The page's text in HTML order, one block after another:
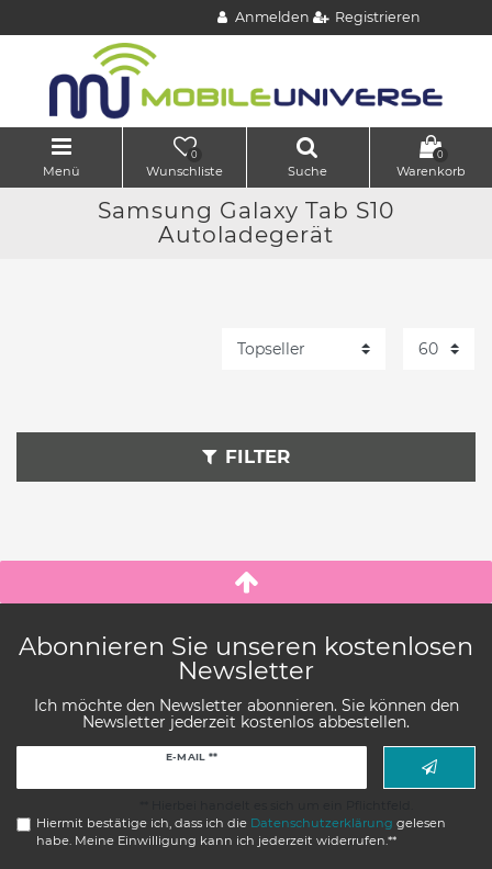
Anmelden Registrieren
Menü
0
Wunschliste Suche
0
Warenkorb
Samsung Galaxy Tab S10
Autoladegerät
FILTER
Abonnieren Sie unseren kostenlosen
Newsletter
Ich möchte den Newsletter abonnieren. Sie können den
Newsletter jederzeit kostenlos abbestellen.
E-MAIL **
Hiermit bestätige ich, dass ich die Daten­schutz­erklärung gelesen
habe. Meine Einwilligung kann ich jederzeit widerrufen.**